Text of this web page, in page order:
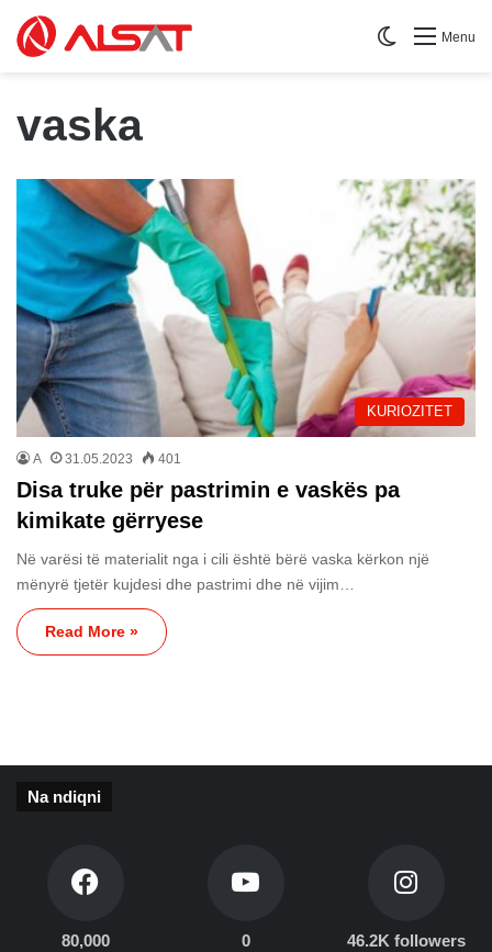
Menu
Switch skin
vaska
KURIOZITET
A 31.05.2023 401
Disa truke për pastrimin e vaskës pa
kimikate gërryese
Në varësi të materialit nga i cili është bërë vaska kërkon një
mënyrë tjetër kujdesi dhe pastrimi dhe në vijim…
Read More »
Na ndiqni
80,000 0 46.2K followers